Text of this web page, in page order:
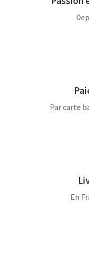
Par carte
En